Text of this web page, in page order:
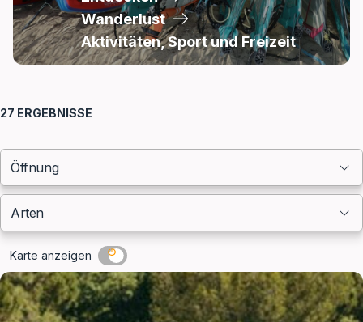
Wanderlust
Aktivitäten, Sport und Freizeit
Filter
27 ERGEBNISSE
Öffnung
Arten
Karte anzeigen
Ergebnisliste